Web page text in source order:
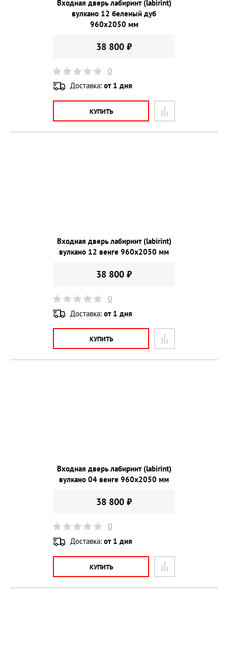
Входная дверь лабиринт (labirint)
вулкано 12 беленый дуб
960х2050 мм
38 800 ₽
0
Доставка: от 1 дня
КУПИТЬ
Входная дверь лабиринт (labirint)
вулкано 12 венге 960х2050 мм
38 800 ₽
0
Доставка: от 1 дня
КУПИТЬ
Входная дверь лабиринт (labirint)
вулкано 04 венге 960х2050 мм
38 800 ₽
0
Доставка: от 1 дня
КУПИТЬ